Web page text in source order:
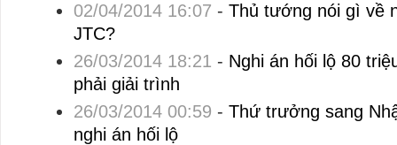
02/04/2014 16:07 - Thủ tướng nói gì về
JTC?
26/03/2014 18:21 - Nghi án hối lộ 80
phải giải trình
26/03/2014 00:59 - Thứ trưởng sang
nghi án hối lộ